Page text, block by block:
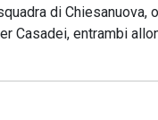
di
Casadei, entrambi